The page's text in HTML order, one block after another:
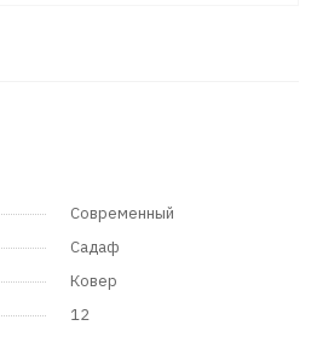
Современный
Садаф
Ковер
12